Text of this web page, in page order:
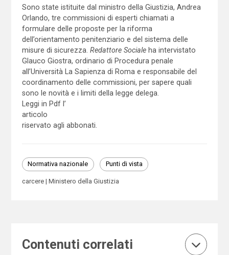
Sono state istituite dal ministro della Giustizia, Andrea
Orlando, tre commissioni di esperti chiamati a
formulare delle proposte per la riforma
dell’orientamento penitenziario e del sistema delle
misure di sicurezza. Redattore Socialeha intervistato
Glauco Giostra, ordinario di Procedura penale
all’Università La Sapienza di Roma e responsabile del
coordinamento delle commissioni, per sapere quali
sono le novità e i limiti della legge delega.
Leggi in Pdf l’
articolo
riservato agli abbonati.
Normativa nazionale Punti di vista
carcere Ministero della Giustizia
Contenuti correlati